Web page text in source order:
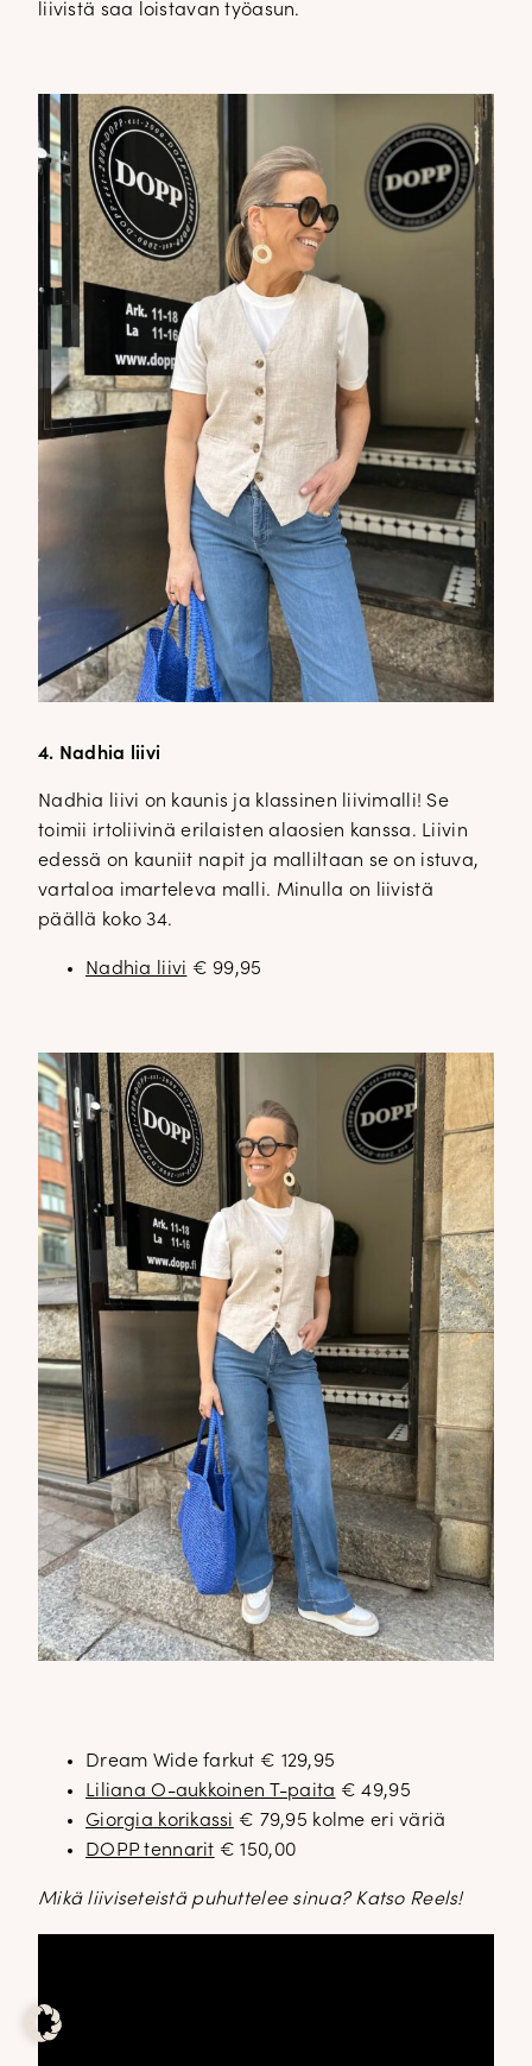
liivistä saa loistavan työasun.
4. Nadhia liivi
Nadhia liivi on kaunis ja klassinen liivimalli! Se
toimii irtoliivinä erilaisten alaosien kanssa. Liivin
edessä on kauniit napit ja malliltaan se on istuva,
vartaloa imarteleva malli. Minulla on liivistä
päällä koko 34.
Nadhia liivi € 99,95
Dream Wide farkut € 129,95
Liliana O-aukkoinen T-paita € 49,95
Giorgia korikassi € 79,95 kolme eri väriä
DOPP tennarit € 150,00
Mikä liiviseteistä puhuttelee sinua? Katso Reels!